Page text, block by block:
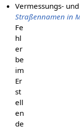
Vermessungs-
Straßennamen in
Fe
hl
er
be
im
Er
st
ell
en
de